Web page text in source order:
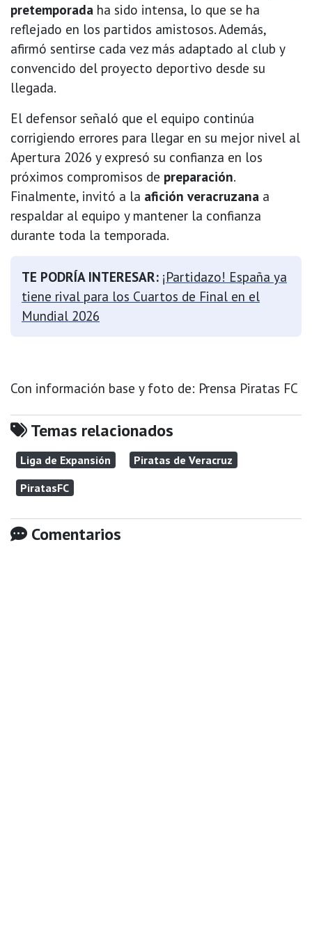
pretemporada ha sido intensa, lo que se ha
reflejado en los partidos amistosos. Además,
afirmó sentirse cada vez más adaptado al club y
convencido del proyecto deportivo desde su
llegada.
El defensor señaló que el equipo continúa
corrigiendo errores para llegar en su mejor nivel al
Apertura 2026 y expresó su confianza en los
próximos compromisos de preparación.
Finalmente, invitó a la afición veracruzana a
respaldar al equipo y mantener la confianza
durante toda la temporada.
TE PODRÍA INTERESAR: ¡Partidazo! España ya
tiene rival para los Cuartos de Final en el
Mundial 2026
Con información base y foto de: Prensa Piratas FC
Temas relacionados
Liga de Expansión
Piratas de Veracruz
PiratasFC
Comentarios